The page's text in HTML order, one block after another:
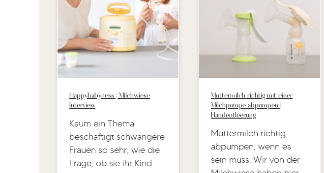
Happybabyness | Milchwiese
Interview
Kaum ein Thema
beschäftigt schwangere
Frauen so sehr, wie die
Frage, ob sie ihr Kind
Muttermilch richtig mit einer
Milchpumpe abpumpen |
Handentleerung
Muttermilch richtig
abpumpen, wenn es
sein muss. Wir von der